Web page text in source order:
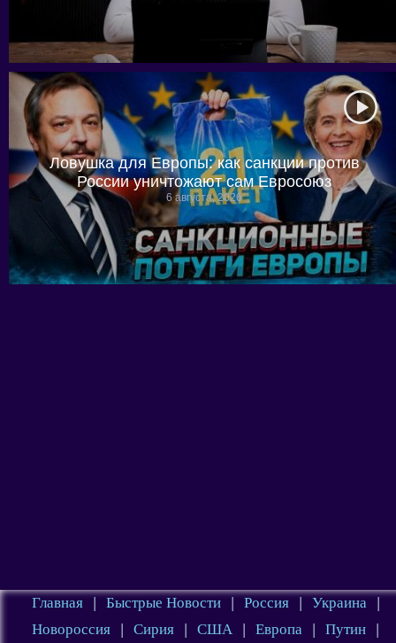
Ловушка для Европы: как санкции против
России уничтожают сам Евросоюз
6 августа, 2026
Главная | Быстрые Новости | Россия | Украина
|
Новороссия
| Сирия | США | Европа | Путин |